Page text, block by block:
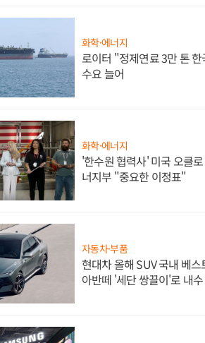
화학·에너지
로이터 "정제연료 3만 톤
수요 늘어
화학·에너지
'한수원 협력사' 미국 오클
너지부 "중요한 이정표"
자동차·부품
현대차 올해 SUV 국내 베
아반떼 '세단 쌍끌이'로 내